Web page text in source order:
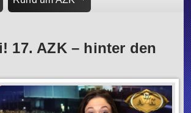
17. AZK – hinter den